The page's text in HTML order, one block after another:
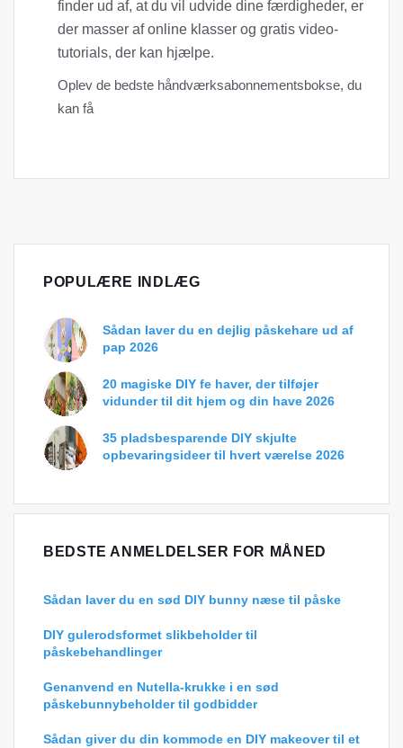
finder ud af, at du vil udvide dine færdigheder, er
der masser af online klasser og gratis video-
tutorials, der kan hjælpe.
Oplev de bedste håndværksabonnementsbokse, du
kan få
POPULÆRE INDLÆG
Sådan laver du en dejlig påskehare ud af
pap 2026
20 magiske DIY fe haver, der tilføjer
vidunder til dit hjem og din have 2026
35 pladsbesparende DIY skjulte
opbevaringsideer til hvert værelse 2026
BEDSTE ANMELDELSER FOR MÅNED
Sådan laver du en sød DIY bunny næse til påske
DIY gulerodsformet slikbeholder til
påskebehandlinger
Genanvend en Nutella-krukke i en sød
påskebunnybeholder til godbidder
Sådan giver du din kommode en DIY makeover til et